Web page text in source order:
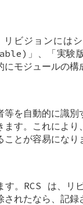
ビジョンには
」、「実験
モジュールの構
等を自動的に識
す。これによ
とが容易になり
す。RCS は、
れたなら、記